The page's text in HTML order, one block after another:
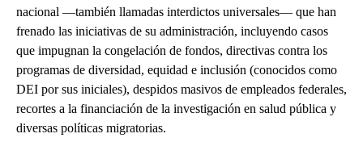
nacional —también llamadas interdictos universales— que han
frenado las iniciativas de su administración, incluyendo casos
que impugnan la congelación de fondos, directivas contra los
programas de diversidad, equidad e inclusión (conocidos como
DEI por sus iniciales), despidos masivos de empleados federales,
recortes a la financiación de la investigación en salud pública y
diversas políticas migratorias.